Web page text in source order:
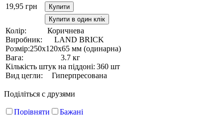
19,95 грн
Купити
Купити в один клік
Колір:
Коричнева
Виробник:
LAND BRICK
Розмір:250х120х65 мм (одинарна)
Вага:
3.7 кг
Кількість штук на піддоні: 360 шт
Вид цегли:
Гиперпресована
Поділіться с друзями
Порівняти Бажані